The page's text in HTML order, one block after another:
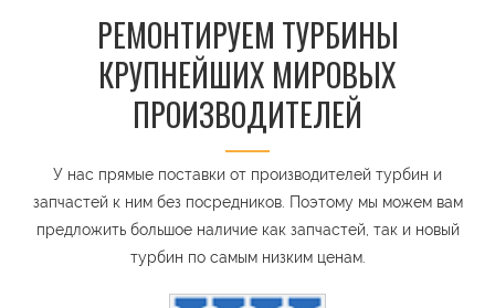
РЕМОНТИРУЕМ ТУРБИНЫ
КРУПНЕЙШИХ МИРОВЫХ
ПРОИЗВОДИТЕЛЕЙ
У нас прямые поставки от производителей турбин и
запчастей к ним без посредников. Поэтому мы можем вам
предложить большое наличие как запчастей, так и новый
турбин по самым низким ценам.